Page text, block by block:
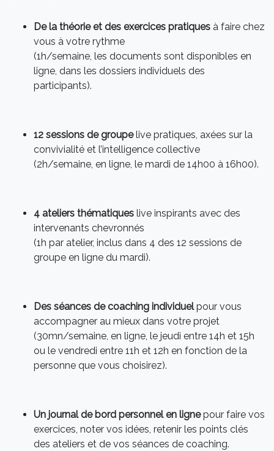
De la théorie et des exercices pratiques à faire chez
vous à votre rythme
(1h/semaine, les documents sont disponibles en
ligne, dans les dossiers individuels des
participants).
12 sessions de groupelive pratiques, axées sur la
convivialité et l’intelligence collective
(2h/semaine, en ligne, le mardi de 14h00 à 16h00).
4 ateliers thématiques live inspirants avec des
intervenants chevronnés
(1h par atelier, inclus dans 4 des 12 sessions de
groupe en ligne du mardi).
Des séances de coaching individuelpour vous
accompagner au mieux dans votre projet
(30mn/semaine, en ligne, le jeudi entre 14h et 15h
ou le vendredi entre 11h et 12h en fonction de la
personne que vous choisirez).
Un journal de bord personnel en lignepour faire vos
exercices, noter vos idées, retenir les points clés
des ateliers et de vos séances de coaching.